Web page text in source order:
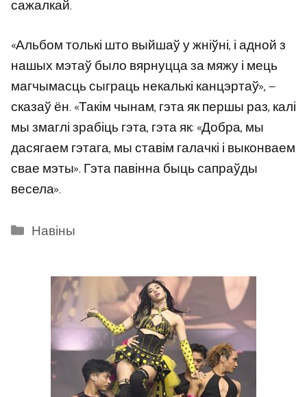
сажалкай.
«Альбом толькі што выйшаў у жніўні, і адной з
нашых мэтаў было вярнуцца за мяжу і мець
магчымасць сыграць некалькі канцэртаў», —
сказаў ён. «Такім чынам, гэта як першы раз, калі
мы змаглі зрабіць гэта, гэта як: «Добра, мы
дасягаем гэтага, мы ставім галачкі і выконваем
свае мэты». Гэта павінна быць сапраўды
весела».
Categories
Навіны